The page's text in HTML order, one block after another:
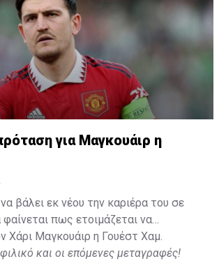
July 15, 2023
για Μαγκουάιρ η
βάλει εκ νέου την καριέρα του σε
φαίνεται πως ετοιμάζεται να
Χάρι Μαγκουάιρ η Γουέστ Χαμ.
και οι επόμενες μεταγραφές!